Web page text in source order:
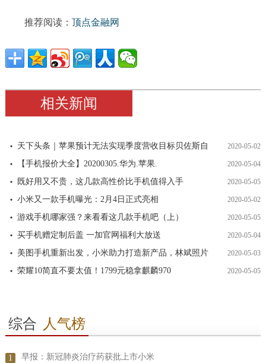
推荐阅读： 顶点金融网
相关新闻
天下头条｜苹果预计无法实现季度营收目标贝佐斯自 2020-05-02
【手机报价大全】20200305.华为.苹果. 2020-05-04
既好用又不贵，这几款高性价比手机值得入手 2020-05-05
小米又一款手机曝光：2月4日正式亮相 2020-05-02
游戏手机哪家强？来看看这几款手机吧（上） 2020-05-05
买手机赠定制后盖 一加官网福利大放送 2020-05-04
美图手机重新出发，小米助力打造新产品，林斌照片 2020-05-03
荣耀10简直不要太值！1799元稳拿麒麟970 2020-05-05
综合 人气榜
1 早报：新冠肺炎治疗药获批上市小米